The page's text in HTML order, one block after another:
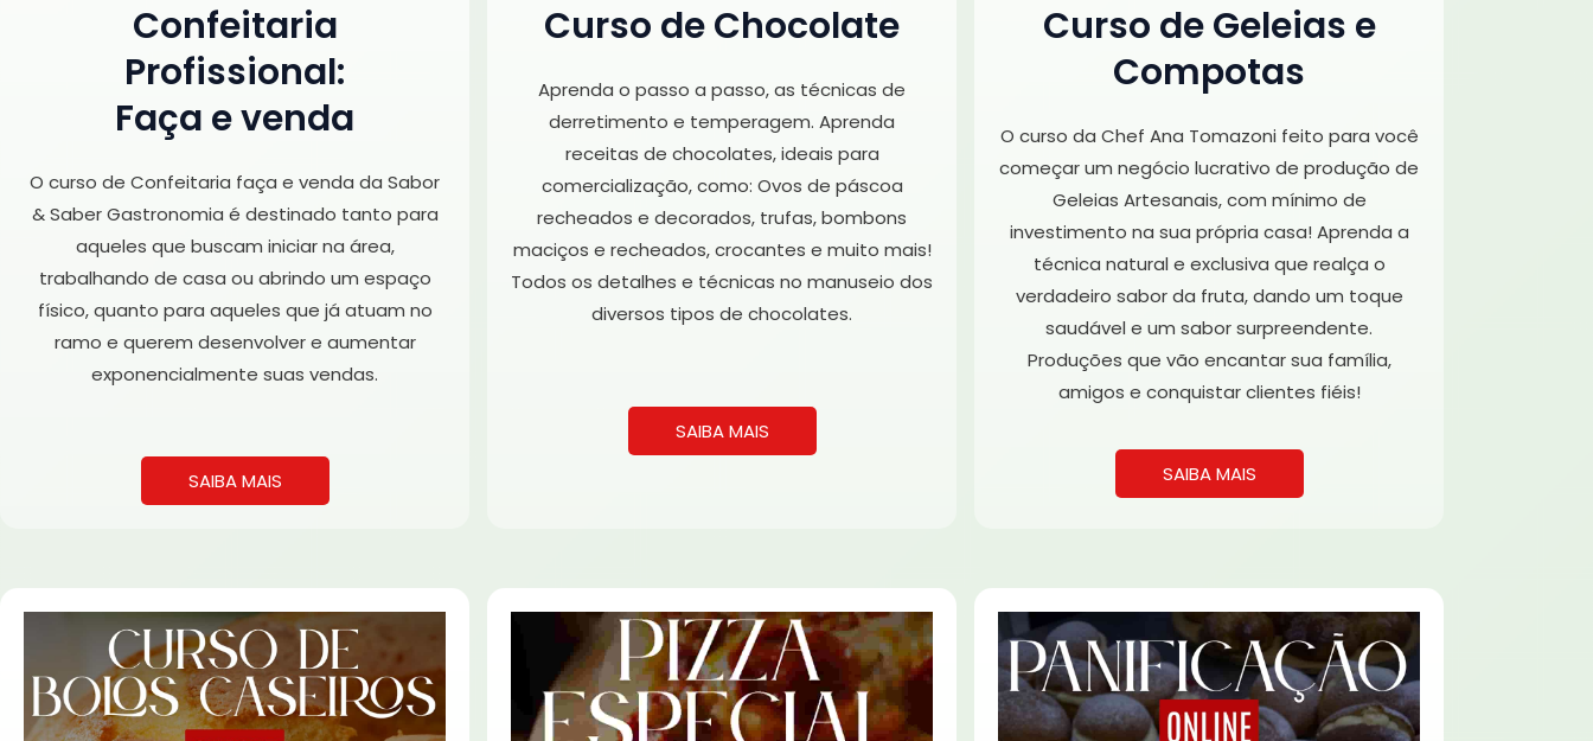
Confeitaria
Profissional:
Faça e venda
O curso de Confeitaria faça e venda da Sabor
& Saber Gastronomia é destinado tanto para
aqueles que buscam iniciar na área,
trabalhando de casa ou abrindo um espaço
físico, quanto para aqueles que já atuam no
ramo e querem desenvolver e aumentar
exponencialmente suas vendas.
SAIBA MAIS
Curso de Chocolate
Aprenda o passo a passo, as técnicas de
derretimento e temperagem. Aprenda
receitas de chocolates, ideais para
comercialização, como: Ovos de páscoa
recheados e decorados, trufas, bombons
maciços e recheados, crocantes e muito mais!
Todos os detalhes e técnicas no manuseio dos
diversos tipos de chocolates.
SAIBA MAIS
Curso de Geleias e
Compotas
O curso da Chef Ana Tomazoni feito para você
começar um negócio lucrativo de produção de
Geleias Artesanais, com mínimo de
investimento na sua própria casa! Aprenda a
técnica natural e exclusiva que realça o
verdadeiro sabor da fruta, dando um toque
saudável e um sabor surpreendente.
Produções que vão encantar sua família,
amigos e conquistar clientes fiéis!
SAIBA MAIS